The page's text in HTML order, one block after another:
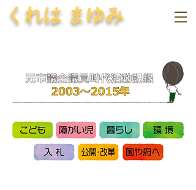
くれは まゆみ